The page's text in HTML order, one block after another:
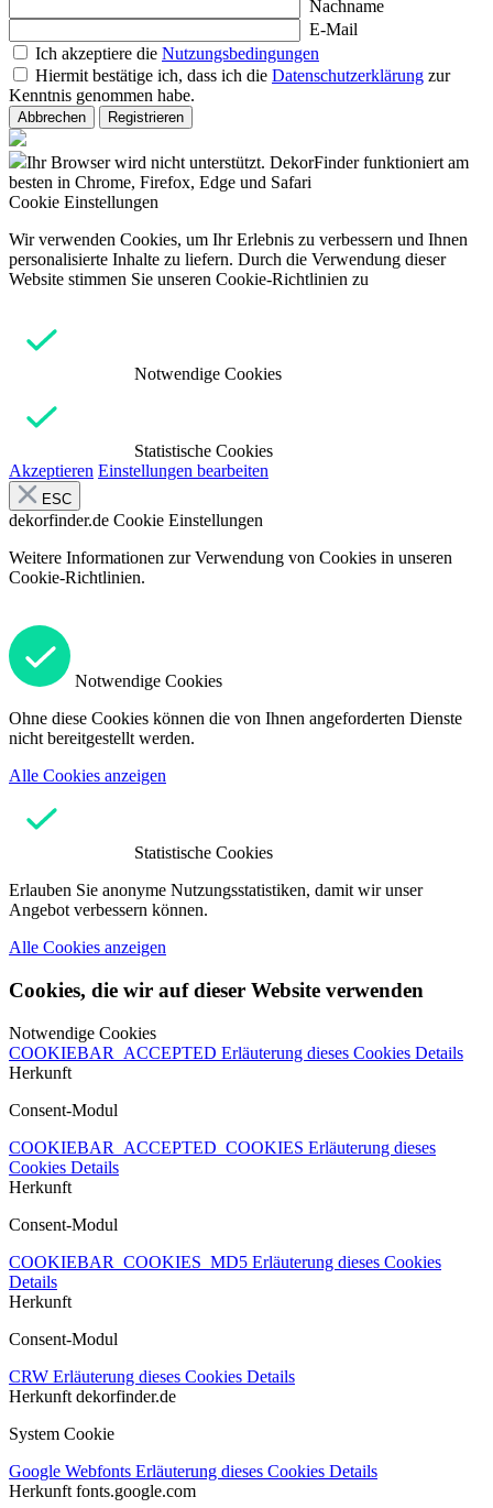
Nachname
E-Mail
Ich akzeptiere die Nutzungsbedingungen
Hiermit bestätige ich, dass ich die Datenschutzerklärung zur
Kenntnis genommen habe.
Abbrechen Registrieren
Ihr Browser wird nicht unterstützt. DekorFinder funktioniert am
besten in Chrome, Firefox, Edge und Safari
Cookie Einstellungen
Wir verwenden Cookies, um Ihr Erlebnis zu verbessern und Ihnen
personalisierte Inhalte zu liefern. Durch die Verwendung dieser
Website stimmen Sie unseren Cookie-Richtlinien zu
Notwendige Cookies
Statistische Cookies
Akzeptieren Einstellungen bearbeiten
ESC
dekorfinder.de Cookie Einstellungen
Weitere Informationen zur Verwendung von Cookies in unseren
Cookie-Richtlinien.
Notwendige Cookies
Ohne diese Cookies können die von Ihnen angeforderten Dienste
nicht bereitgestellt werden.
Alle Cookies anzeigen
Statistische Cookies
Erlauben Sie anonyme Nutzungsstatistiken, damit wir unser
Angebot verbessern können.
Alle Cookies anzeigen
Cookies, die wir auf dieser Website verwenden
Notwendige Cookies
COOKIEBAR_ACCEPTED Erläuterung dieses Cookies Details
Herkunft
Consent-Modul
COOKIEBAR_ACCEPTED_COOKIES Erläuterung dieses
Cookies Details
Herkunft
Consent-Modul
COOKIEBAR_COOKIES_MD5 Erläuterung dieses Cookies
Details
Herkunft
Consent-Modul
CRW Erläuterung dieses Cookies Details
Herkunft dekorfinder.de
System Cookie
Google Webfonts Erläuterung dieses Cookies Details
Herkunft fonts.google.com